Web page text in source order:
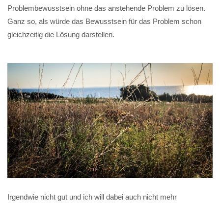
Problembewusstsein ohne das anstehende Problem zu lösen.
Ganz so, als würde das Bewusstsein für das Problem schon
gleichzeitig die Lösung darstellen.
Irgendwie nicht gut und ich will dabei auch nicht mehr